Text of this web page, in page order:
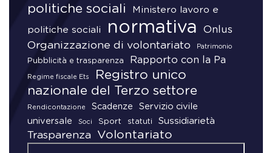
politiche sociali
Ministero lavoro e
politiche sociali normativa Onlus
Organizzazione di volontariato Patrimonio
Pubblicità e trasparenza Rapporto con la Pa
Regime fiscale Ets
Registro unico
nazionale del Terzo settore
Rendicontazione Scadenze
Servizio civile
universale
Soci Sport statuti Sussidiarietà
Trasparenza Volontariato